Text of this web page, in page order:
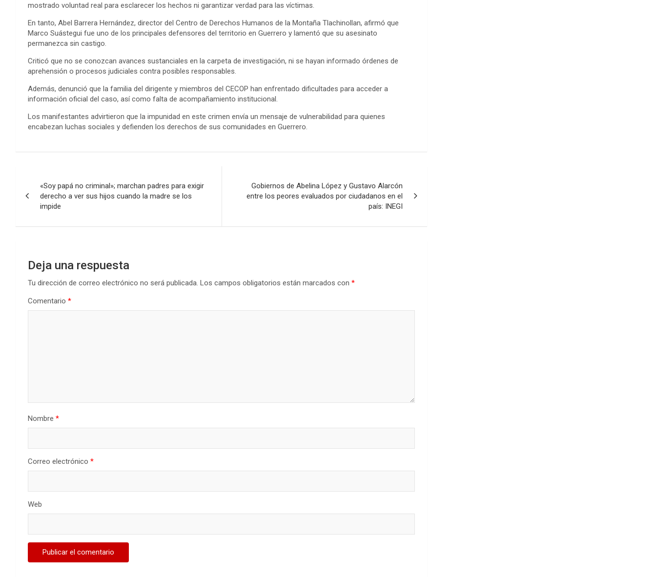
mostrado voluntad real para esclarecer los hechos ni garantizar verdad para las víctimas.
En tanto, Abel Barrera Hernández, director del Centro de Derechos Humanos de la Montaña Tlachinollan, afirmó que
Marco Suástegui fue uno de los principales defensores del territorio en Guerrero y lamentó que su asesinato
permanezca sin castigo.
Criticó que no se conozcan avances sustanciales en la carpeta de investigación, ni se hayan informado órdenes de
aprehensión o procesos judiciales contra posibles responsables.
Además, denunció que la familia del dirigente y miembros del CECOP han enfrentado dificultades para acceder a
información oficial del caso, así como falta de acompañamiento institucional.
Los manifestantes advirtieron que la impunidad en este crimen envía un mensaje de vulnerabilidad para quienes
encabezan luchas sociales y defienden los derechos de sus comunidades en Guerrero.
de
entradas
«Soy papá no criminal»; marchan padres para exigir
derecho a ver sus hijos cuando la madre se los
impide
Gobiernos de Abelina López y Gustavo Alarcón
entre los peores evaluados por ciudadanos en el
país: INEGI
Deja una respuesta
Tu dirección de correo electrónico no será publicada. Los campos obligatorios están marcados con *
Comentario *
Nombre *
Correo electrónico *
Web